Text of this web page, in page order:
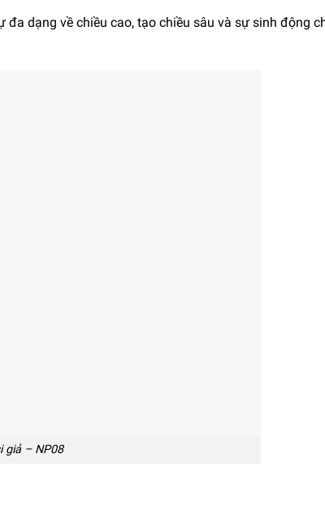
dạng về chiều cao, tạo chiều sâu và sự sinh động
giả – NP08